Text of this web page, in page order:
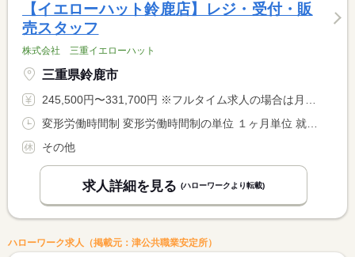
【イエローハット鈴鹿店】レジ・受付・販
売スタッフ
株式会社 三重イエローハット
三重県鈴鹿市
245,500円〜331,700円 ※フルタイム求人の場合は月額（換算額）、パート求人の場合は時間額を表示しています。
その他
求人詳細を見る (ハローワークより転載)
ハローワーク求人（掲載元：津公共職業安定所）